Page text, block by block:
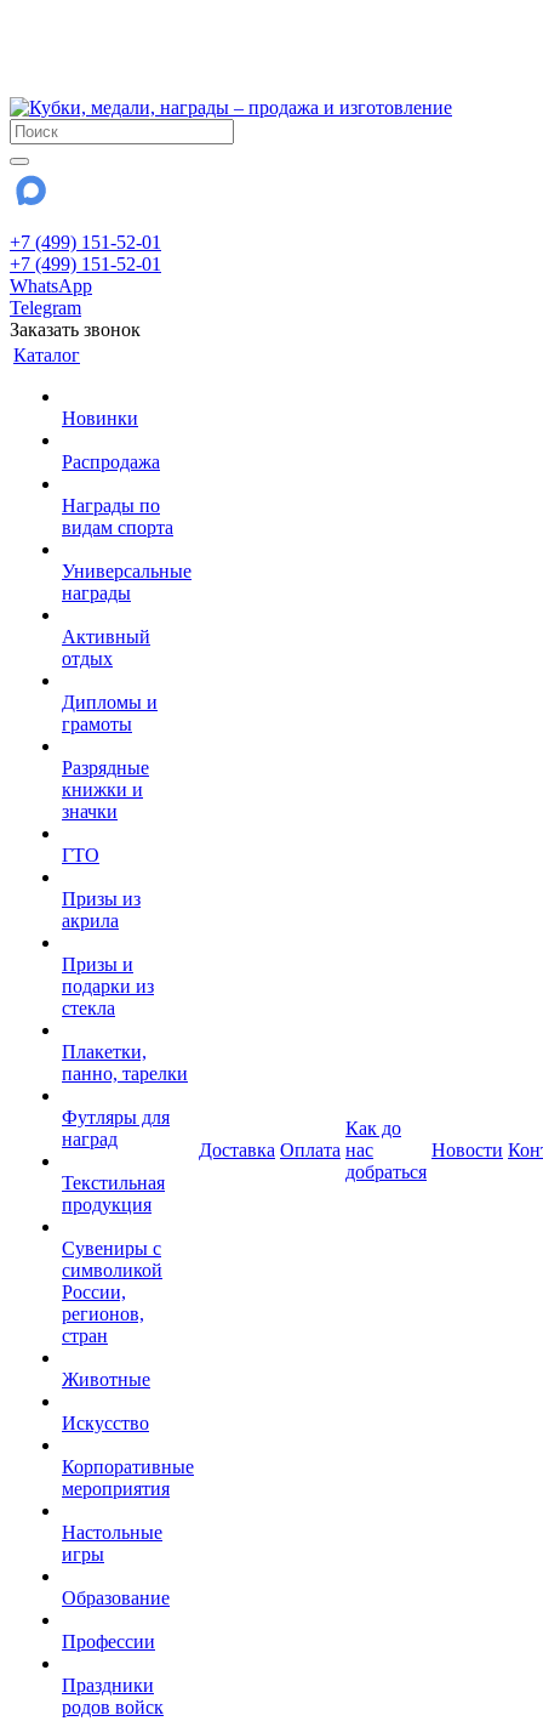
+7 (499) 151-52-01
+7 (499) 151-52-01
WhatsApp
Telegram
Заказать звонок
Каталог
Новинки
Распродажа
Награды по
видам спорта
Универсальные
награды
Активный
отдых
Дипломы и
грамоты
Разрядные
книжки и
значки
ГТО
Призы из
акрила
Призы и
подарки из
стекла
Плакетки,
панно, тарелки
Футляры для
наград
Текстильная
продукция
Сувениры с
символикой
России,
регионов,
стран
Животные
Искусство
Корпоративные
мероприятия
Настольные
игры
Образование
Профессии
Праздники
родов войск
Доставка Оплата
Как до
нас
добраться
Новости